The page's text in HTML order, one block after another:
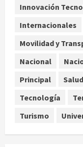
4
Innovación
Internacionales
Movilidad y
Nacional
Principal
Salud
Tecnología
Turismo